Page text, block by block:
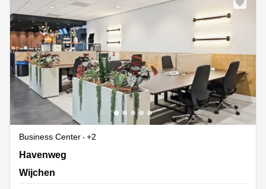
Business Center
+2
Havenweg 4,Ground & 1e, Wijchen
Havenweg
Wijchen